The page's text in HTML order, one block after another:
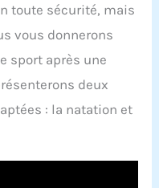
toute sécurité, mais
vous donnerons
sport après une
deux
: la natation et